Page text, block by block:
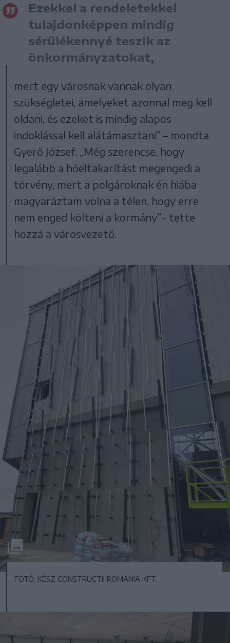
Ezekkel a rendeletekkel
tulajdonképpen mindig
sérülékennyé teszik az
önkormányzatokat,
mert egy városnak vannak olyan
szükségletei, amelyeket azonnal meg kell
oldani, és ezeket is mindig alapos
indoklással kell alátámasztani” – mondta
Gyerő József. „Még szerencse, hogy
legalább a hóeltakarítást megengedi a
törvény, mert a polgároknak én hiába
magyaráztam volna a télen, hogy erre
nem enged költeni a kormány”- tette
hozzá a városvezető.
FOTÓ: KÉSZ CONSTRUCTII ROMANIA KFT.